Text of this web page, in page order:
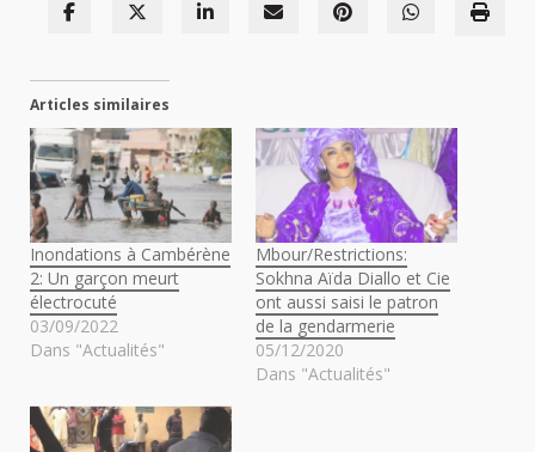
Articles similaires
Inondations à Cambérène
2: Un garçon meurt
électrocuté
03/09/2022
Dans "Actualités"
Mbour/Restrictions:
Sokhna Aïda Diallo et Cie
ont aussi saisi le patron
de la gendarmerie
05/12/2020
Dans "Actualités"